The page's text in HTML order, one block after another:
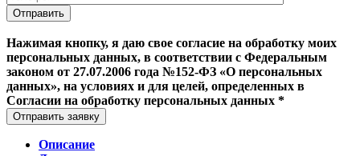
Нажимая кнопку, я даю свое согласие на обработку моих
персональных данных, в соответствии с Федеральным
законом от 27.07.2006 года №152-ФЗ «О персональных
данных», на условиях и для целей, определенных в
Согласии на обработку персональных данных *
Отправить заявку
Описание